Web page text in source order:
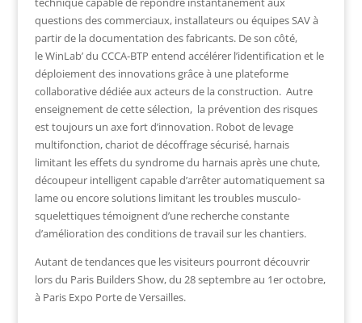
questions des commerciaux, installateurs ou équipes SAV à
partir de la documentation des fabricants. De son côté,
leWinLab’du CCCA-BTP entend accélérer l’identification et le
déploiement des innovations grâce à une plateforme
collaborative dédiée aux acteurs de la construction. Autre
enseignement de cette sélection, la prévention des risques
est toujours un axe fort d’innovation. Robot de levage
multifonction, chariot de décoffrage sécurisé, harnais
limitant les effets du syndrome du harnais après une chute,
découpeur intelligent capable d’arrêter automatiquement sa
lame ou encore solutions limitant les troubles musculo-
squelettiques témoignent d’une recherche constante
d’amélioration des conditions de travail sur les chantiers.
Autant de tendances que les visiteurs pourront découvrir
lors du Paris Builders Show, du 28 septembre au 1er octobre,
à Paris Expo Porte de Versailles.